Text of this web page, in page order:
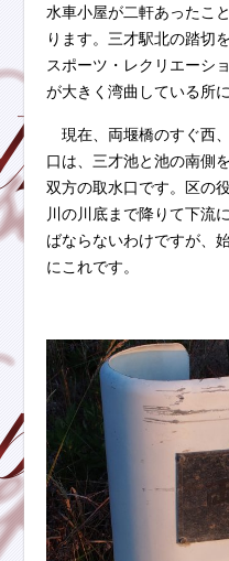
水車小屋が二軒あったこ
ります。三才駅北の踏切
スポーツ・レクリエーシ
が大きく湾曲している所
現在、両堰橋のすぐ西
口は、三才池と池の南側
双方の取水口です。区の
川の川底まで降りて下流
ばならないわけですが、
にこれです。